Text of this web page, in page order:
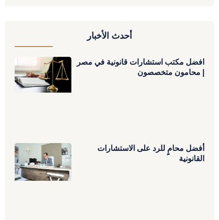
أحدث الأخبار
افضل مكتب استشارات قانونية في مصر
| محامون متخصصون
أفضل محامٍ للرد على الاستشارات
القانونية